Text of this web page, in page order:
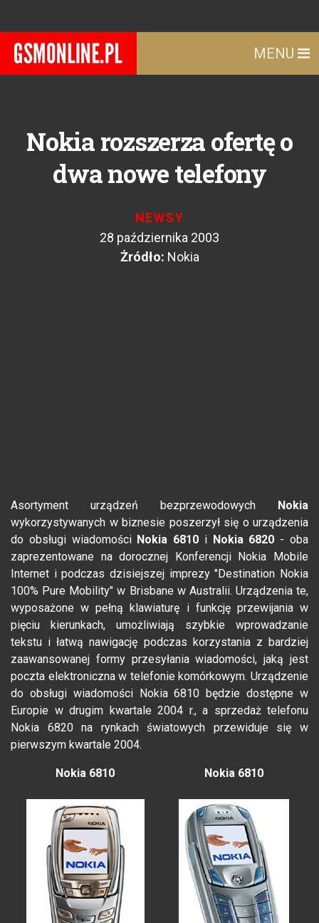
MENU
Nokia rozszerza ofertę o
dwa nowe telefony
NEWSY
28 października 2003
Żródło: Nokia
Asortyment urządzeń bezprzewodowych
Nokia
wykorzystywanych w biznesie poszerzył się o urządzenia
do obsługi wiadomości Nokia 6810 i Nokia 6820 - oba
zaprezentowane na dorocznej Konferencji Nokia Mobile
Internet i podczas dzisiejszej imprezy "Destination Nokia
100% Pure Mobility" w Brisbane w Australii. Urządzenia te,
wyposażone w pełną klawiaturę i funkcję przewijania w
pięciu kierunkach, umożliwiają szybkie wprowadzanie
tekstu i łatwą nawigację podczas korzystania z bardziej
zaawansowanej formy przesyłania wiadomości, jaką jest
poczta elektroniczna w telefonie komórkowym. Urządzenie
do obsługi wiadomości Nokia 6810 będzie dostępne w
Europie w drugim kwartale 2004 r., a sprzedaż telefonu
Nokia 6820 na rynkach światowych przewiduje się w
pierwszym kwartale 2004.
Nokia 6810 Nokia 6810